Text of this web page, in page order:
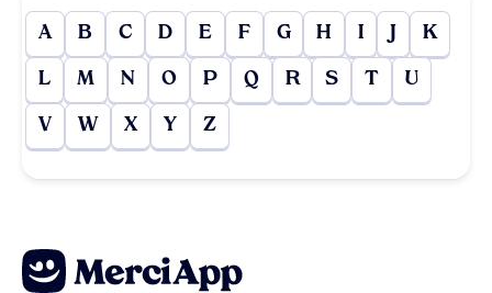
A B C D E F G H I J K
L M N O P Q R S T U
V W X Y Z